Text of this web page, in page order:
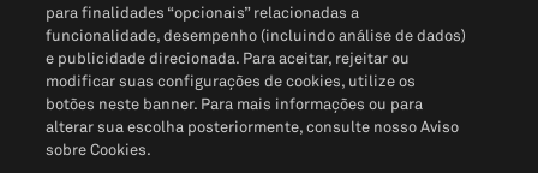
para finalidades “opcionais” relacionadas a
funcionalidade, desempenho (incluindo análise de dados)
e publicidade direcionada. Para aceitar, rejeitar ou
modificar suas configurações de cookies, utilize os
botões neste banner. Para mais informações ou para
alterar sua escolha posteriormente, consulte nosso Aviso
sobre Cookies.